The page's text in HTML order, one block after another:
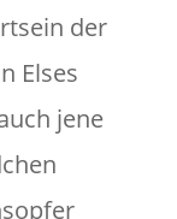
der
Elses
jene